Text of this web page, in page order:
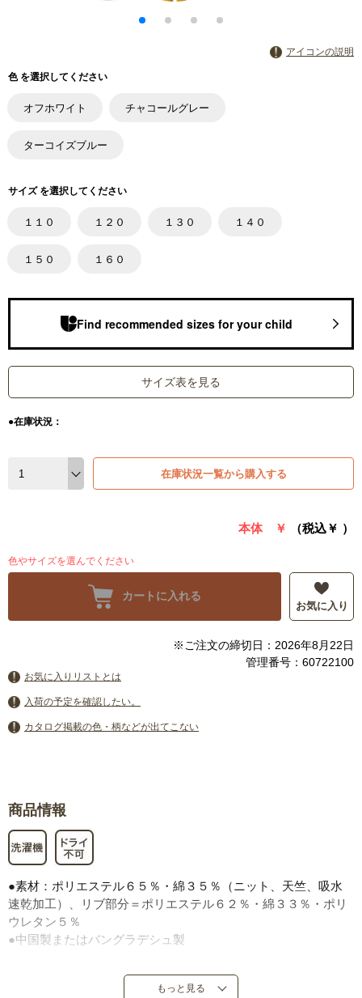
アイコンの説明
色 を選択してください
オフホワイト チャコールグレー
ターコイズブルー
サイズ を選択してください
１１０ １２０ １３０ １４０
１５０ １６０
Find recommended sizes for your child
サイズ表を見る
●在庫状況：
在庫状況一覧から購入する
本体 ￥ （税込￥ ）
色やサイズを選んでください
カートに入れる
お気に入り
※ご注文の締切日：2026年8月22日
管理番号：60722100
お気に入りリストとは
入荷の予定を確認したい。
カタログ掲載の色・柄などが出てこない
商品情報
●素材：ポリエステル６５％・綿３５％（ニット、天竺、吸水
速乾加工）、リブ部分＝ポリエステル６２％・綿３３％・ポリ
ウレタン５％
●中国製またはバングラデシュ製
もっと見る